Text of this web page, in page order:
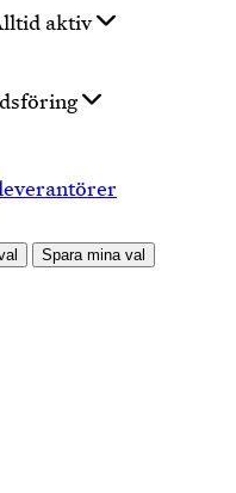
aktiv
Spara mina val